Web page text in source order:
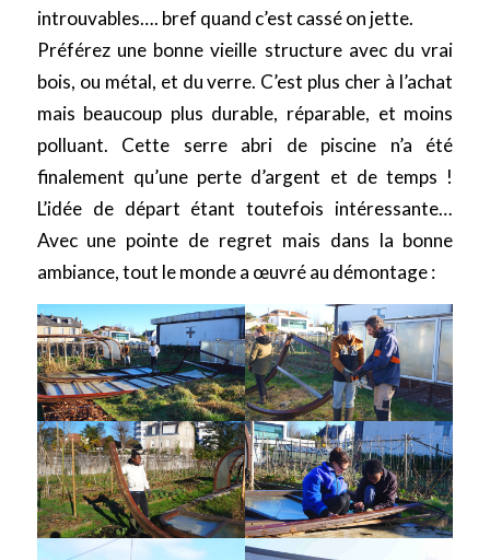
introuvables…. bref quand c’est cassé on jette.
Préférez une bonne vieille structure avec du vrai
bois, ou métal, et du verre. C’est plus cher à l’achat
mais beaucoup plus durable, réparable, et moins
polluant. Cette serre abri de piscine n’a été
finalement qu’une perte d’argent et de temps !
L’idée de départ étant toutefois intéressante…
Avec une pointe de regret mais dans la bonne
ambiance, tout le monde a œuvré au démontage :